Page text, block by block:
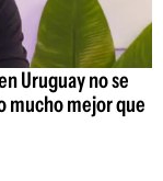
Uruguay no se
mucho mejor que